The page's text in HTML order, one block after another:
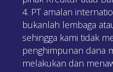
PT amalan
bukanlah lembaga
sehingga kami tidak
penghimpunan dana
melakukan dan